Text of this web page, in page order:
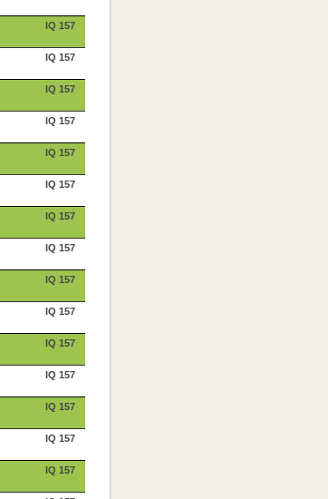
IQ 157
IQ 157
IQ 157
IQ 157
IQ 157
IQ 157
IQ 157
IQ 157
IQ 157
IQ 157
IQ 157
IQ 157
IQ 157
IQ 157
IQ 157